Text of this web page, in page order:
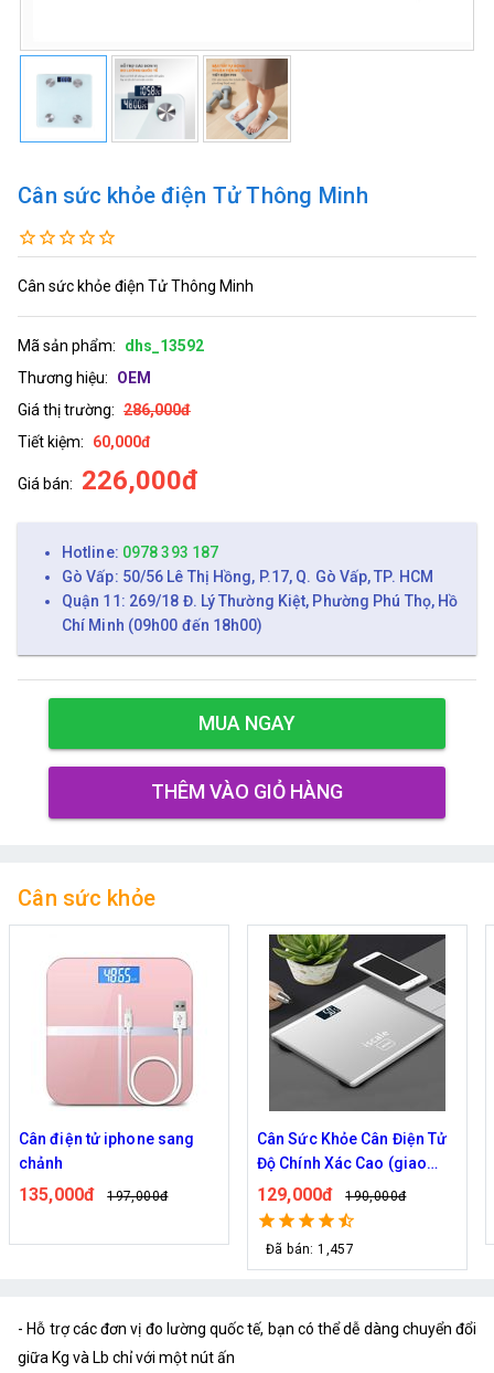
Cân sức khỏe điện Tử Thông Minh
Cân sức khỏe điện Tử Thông Minh
Mã sản phẩm:
dhs_13592
Thương hiệu:
OEM
Giá thị trường: 286,000đ
Tiết kiệm:
60,000đ
Giá bán: 226,000đ
Hotline: 0978 393 187
Gò Vấp: 50/56 Lê Thị Hồng, P.17, Q. Gò Vấp, TP. HCM
Quận 11: 269/18 Đ. Lý Thường Kiệt, Phường Phú Thọ, Hồ
Chí Minh (09h00 đến 18h00)
MUA NGAY
THÊM VÀO GIỎ HÀNG
Cân sức khỏe
Cân điện tử iphone sang
chảnh
135,000đ 197,000đ
Cân Sức Khỏe Cân Điện Tử
Độ Chính Xác Cao (giao
ngẫu nhiên)
129,000đ 190,000đ
Đã bán: 1,457
- Hỗ trợ các đơn vị đo lường quốc tế, bạn có thể dễ dàng chuyển đổi
giữa Kg và Lb chỉ với một nút ấn